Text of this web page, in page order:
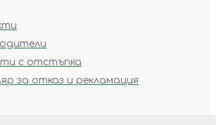
с отстъпка
за отказ и рекламация